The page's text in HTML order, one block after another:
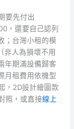
要先付出
，還要自己認列
；台灣小租的模
非人為損壞不用
年期滿設備歸客
月租費用依機型
，2D設計繪圖款
照，或直接線上